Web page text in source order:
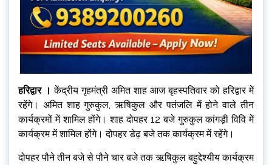
हरिद्वार । केंद्रीय गृहमंत्री अमित शाह आज बृहस्पतिवार को हरिद्वार में
रहेंगे। अमित शाह गुरुकुल, ऋषिकुल और पतंजलि में होने वाले तीन
कार्यक्रमों में शामिल होंगे। शाह दोपहर 12 बजे गुरुकुल कांगड़ी विवि में
कार्यक्रम में शामिल होंगे। दोपहर डेढ़ बजे तक कार्यक्रम में रहेंगे।
दोपहर पौने तीन बजे से पौने चार बजे तक ऋषिकुल बहुद्देश्यीय कार्यक्रम